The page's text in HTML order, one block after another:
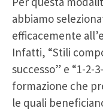
abbiamo
efficacemente
Infatti, “Stili
successo” e “1-2-
formazione che
le quali